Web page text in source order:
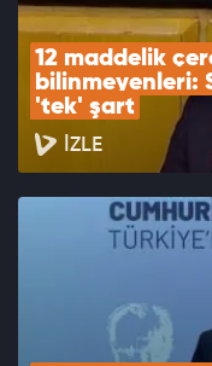
12 maddelik
bilinmeyenleri:
'tek' şart
İZLE